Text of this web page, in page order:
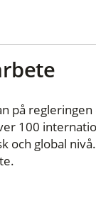
på regleringen
100
global